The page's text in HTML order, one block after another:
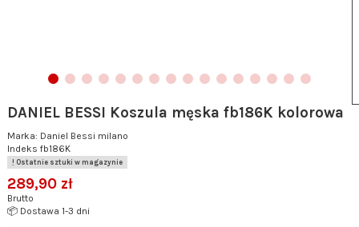
DANIEL BESSI Koszula męska fb186K kolorowa
Marka: Daniel Bessi milano
Indeks fb186K
Ostatnie sztuki w magazynie
289,90 zł
Brutto
📦 Dostawa 1-3 dni